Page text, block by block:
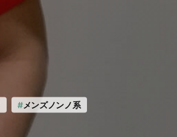
メンズノンノ系